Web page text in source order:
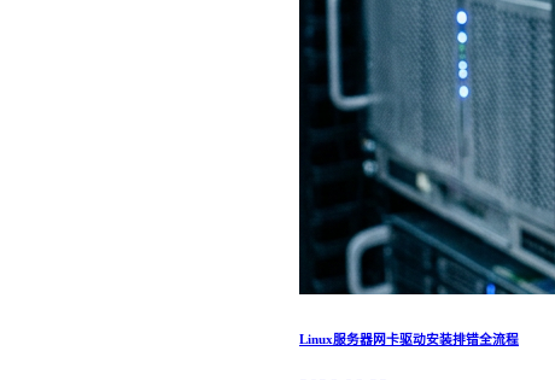
Linux服务器网卡驱动安装排错全流程